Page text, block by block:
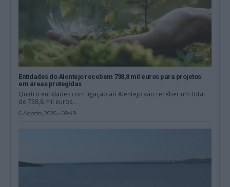
Entidades do Alentejo recebem 738,8 mil euros para projetos
em áreas protegidas
Quatro entidades com ligação ao Alentejo vão receber um total
de 738,8 mil euros...
6 Agosto, 2026 - 09:49